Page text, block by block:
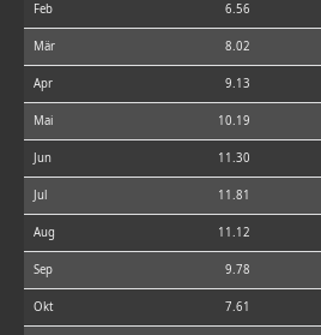
Feb 6.56
Mär 8.02
Apr 9.13
Mai 10.19
Jun 11.30
Jul 11.81
Aug 11.12
Sep 9.78
Okt 7.61